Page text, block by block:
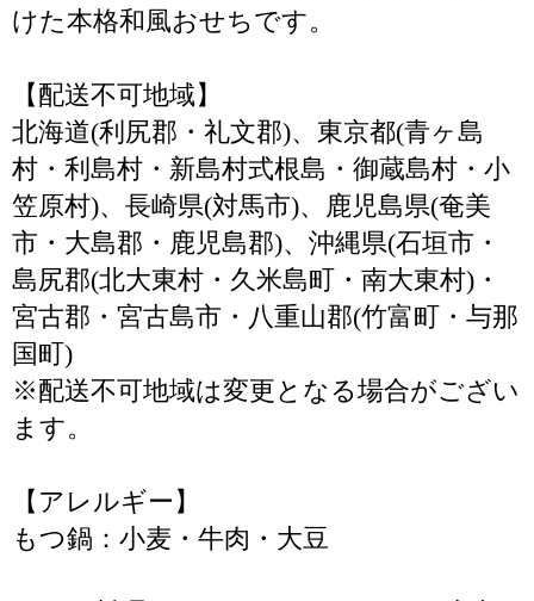
けた本格和風おせちです。
【配送不可地域】
北海道(利尻郡・礼文郡)、東京都(青ヶ島
村・利島村・新島村式根島・御蔵島村・小
笠原村)、長崎県(対馬市)、鹿児島県(奄美
市・大島郡・鹿児島郡)、沖縄県(石垣市・
島尻郡(北大東村・久米島町・南大東村)・
宮古郡・宮古島市・八重山郡(竹富町・与那
国町)
※配送不可地域は変更となる場合がござい
ます。
【アレルギー】
もつ鍋：小麦・牛肉・大豆